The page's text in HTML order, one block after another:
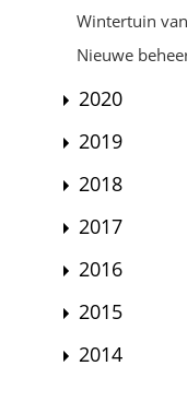
Wintertuin
Nieuwe
2020
2019
2018
2017
2016
2015
2014